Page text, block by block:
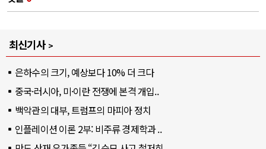
최신기사
은하수의 크기, 예상보다 10% 더 크다
중국·러시아, 미·이란 전쟁에 본격 개입..
백악관의 대부, 트럼프의 마피아 정치
인플레이션 이론 2부: 비주류 경제학과 ..